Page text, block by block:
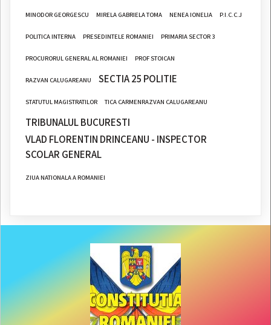
MINODOR GEORGESCU MIRELA GABRIELA TOMA NENEA IONELIA P.I.C.C.J
POLITICA INTERNA PRESEDINTELE ROMANIEI PRIMARIA SECTOR 3
PROCURORUL GENERAL AL ROMANIEI PROF STOICAN
RAZVAN CALUGAREANU SECTIA 25 POLITIE
STATUTUL MAGISTRATILOR TICA CARMENRAZVAN CALUGAREANU
TRIBUNALUL BUCURESTI
VLAD FLORENTIN DRINCEANU - INSPECTOR
SCOLAR GENERAL
ZIUA NATIONALA A ROMANIEI